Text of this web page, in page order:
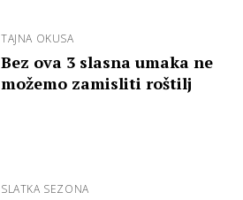
TAJNA OKUSA
Bez ova 3 slasna umaka ne
možemo zamisliti roštilj
SLATKA SEZONA